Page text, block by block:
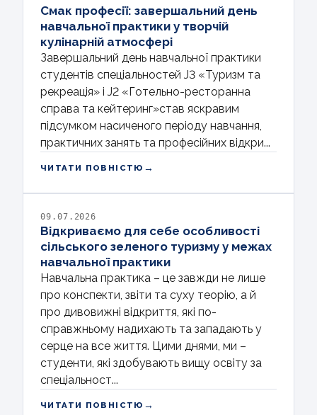
Смак професії: завершальний день
навчальної практики у творчій
кулінарній атмосфері
Завершальний день навчальної практики
студентів спеціальностей J3 «Туризм та
рекреація» і J2 «Готельно-ресторанна
справа та кейтеринг»став яскравим
підсумком насиченого періоду навчання,
практичних занять та професійних відкри...
ЧИТАТИ ПОВНІСТЮ →
09.07.2026
Відкриваємо для себе особливості
сільського зеленого туризму у межах
навчальної практики
Навчальна практика – це завжди не лише
про конспекти, звіти та суху теорію, а й
про дивовижні відкриття, які по-
справжньому надихають та западають у
серце на все життя. Цими днями, ми –
студенти, які здобувають вищу освіту за
спеціальност...
ЧИТАТИ ПОВНІСТЮ →